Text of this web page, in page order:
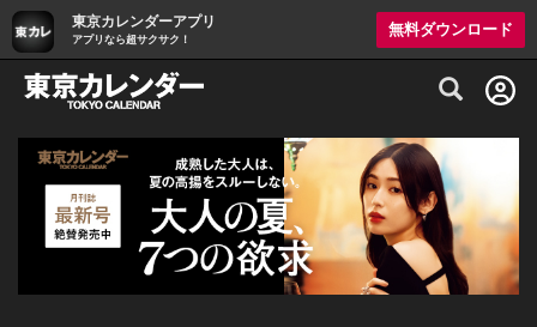
東京カレンダーアプリ
アプリなら超サクサク！
無料ダウンロード
グルメ情報・プレミアムレストラン予約